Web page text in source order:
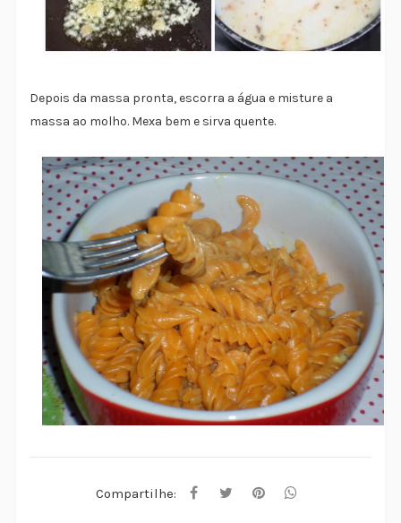
Depois da massa pronta, escorra a água e misture a
massa ao molho. Mexa bem e sirva quente.
Compartilhe: